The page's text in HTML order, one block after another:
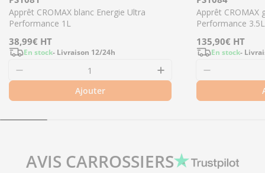
Apprêt CROMAX blanc Energie Ultra
Performance 1L
Prix
régulier
38,99€ HT
En stock- Livraison 12/24h
Ajouter
Apprêt CROMAX
Performance 3.5L
Prix
régulier
135,90€ HT
En stock-
AVIS CARROSSIERS